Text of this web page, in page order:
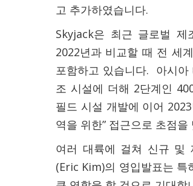
고 추가하였습니다.
Skyjack은 최근 글로벌 제
2022년과 비교할 때 전 세
포함하고 있습니다. 아시
조 시설에 더해 2단계인
필드 시설 개발에 이어
역을 위한” 접근으로 초점을
여러 대륙에 걸쳐 신규 및
(Eric Kim)의 영입발표는 특